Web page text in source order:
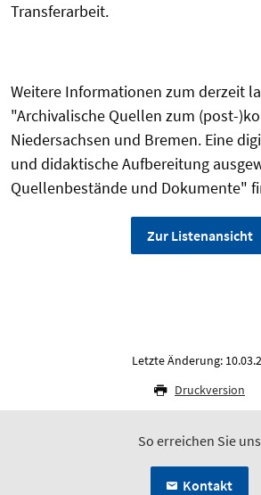
Transferarbeit.
Weitere Informationen zum derzeit
"Archivalische Quellen zum (post-
Niedersachsen und Bremen. Eine
und didaktische Aufbereitung
Quellenbestände und Dokumente"
Zur Listenansicht
Letzte Änderung:
Druckversion
So erreichen Sie uns
Kontakt